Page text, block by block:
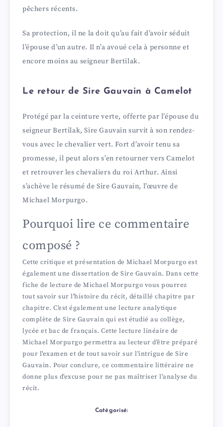
pêchers récents.
Sa protection, il ne la doit qu’au fait d’avoir séduit
l’épouse d’un autre. Il n’a avoué cela à personne et
encore moins au seigneur Bertilak.
Le retour de Sire Gauvain à Camelot
Protégé par la ceinture verte, offerte par l’épouse du
seigneur Bertilak, Sire Gauvain survit à son rendez-
vous avec le chevalier vert. Fort d’avoir tenu sa
promesse, il peut alors s’en retourner vers Camelot
et retrouver les chevaliers du roi Arthur. Ainsi
s’achève le résumé de Sire Gauvain, l’œuvre de
Michael Morpurgo.
Pourquoi lire ce commentaire
composé ?
Cette critique et présentation de Michael Morpurgo est
également une dissertation de Sire Gauvain. Dans cette
fiche de lecture de Michael Morpurgo vous pourrez
tout savoir sur l'histoire du récit, détaillé chapitre par
chapitre. C'est également une lecture analytique
complète de Sire Gauvain qui est étudié au collège,
lycée et bac de français. Cette lecture linéaire de
Michael Morpurgo permettra au lecteur d'être préparé
pour l'examen et de tout savoir sur l'intrigue de Sire
Gauvain. Pour conclure, ce commentaire littéraire ne
donne plus d'excuse pour ne pas maîtriser l'analyse du
récit.
Catégorisé: